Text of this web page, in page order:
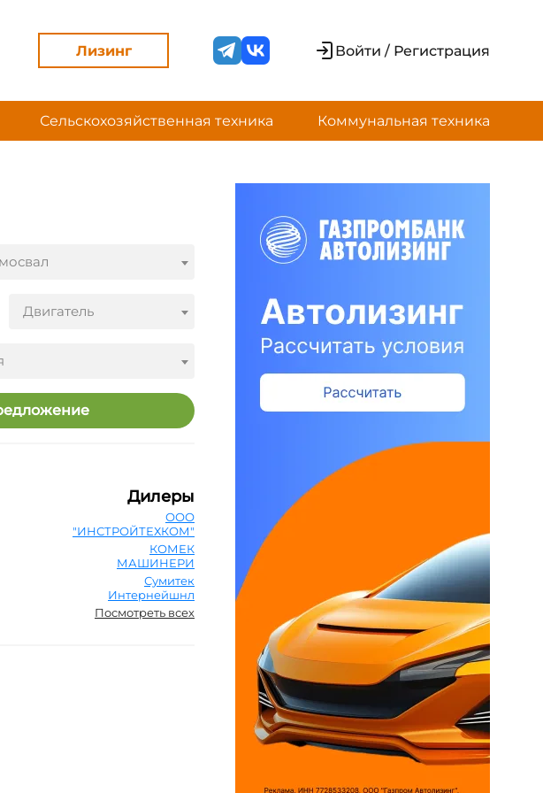
Лизинг Войти / Регистрация
Сельскохозяйственная техника Коммунальная техника
Двигатель
Дилеры
ООО
"ИНСТРОЙТЕХКОМ"
КОМЕК
МАШИНЕРИ
Сумитек
Интернейшнл
Посмотреть всех